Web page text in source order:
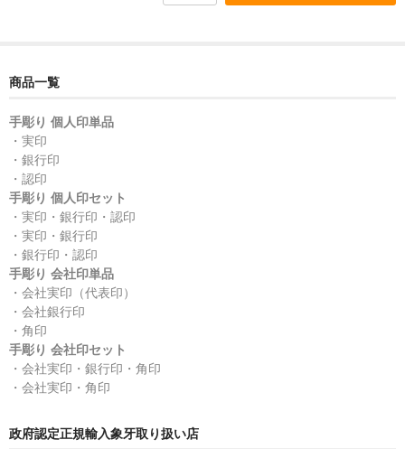
商品一覧
手彫り 個人印単品
・実印
・銀行印
・認印
手彫り 個人印セット
・実印・銀行印・認印
・実印・銀行印
・銀行印・認印
手彫り 会社印単品
・会社実印（代表印）
・会社銀行印
・角印
手彫り 会社印セット
・会社実印・銀行印・角印
・会社実印・角印
政府認定正規輸入象牙取り扱い店